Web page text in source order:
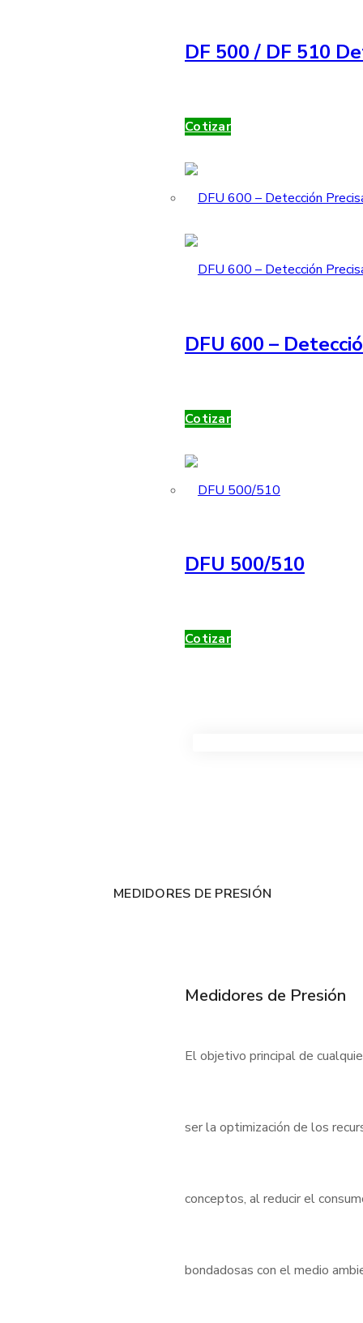
DF 500 / DF 510
Cotizar
DFU 600 –
Cotizar
DFU 500/510
Cotizar
MEDIDORES DE PRESIÓN
Medidores de Presión
El objetivo principal de
ser la optimización de los
conceptos, al reducir el
bondadosas con el medio